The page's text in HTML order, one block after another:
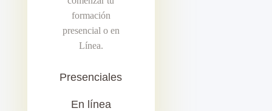
formación
presencial o en
Línea.
Presenciales
En línea